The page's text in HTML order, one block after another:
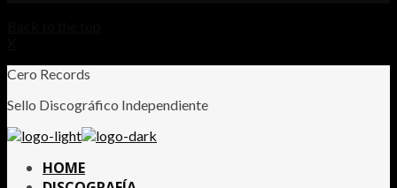
Cero Records
Sello Discográfico Independiente
HOME